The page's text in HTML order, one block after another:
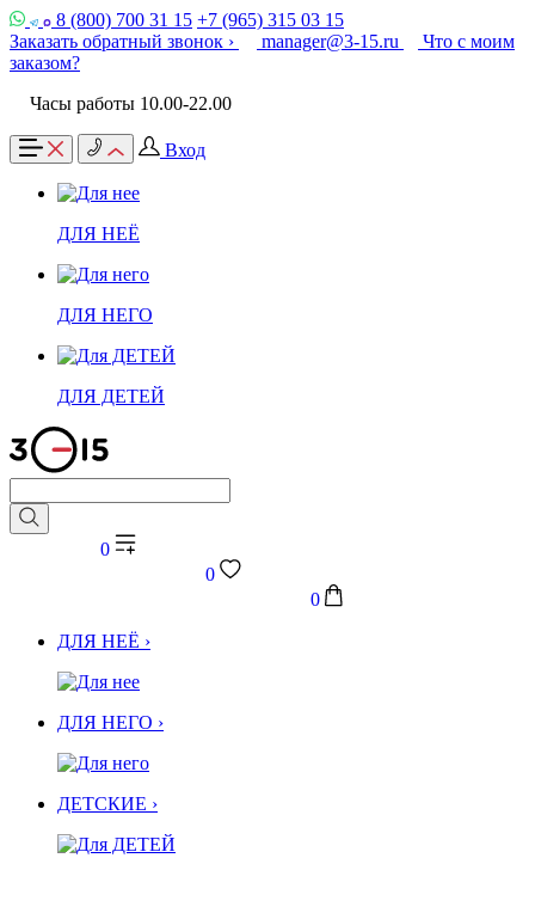
8 (800) 700 31 15 +7 (965) 315 03 15
Заказать обратный звонок ›
manager@3-15.ru
Что с моим
заказом?
Часы работы 10.00-22.00
Вход
ДЛЯ НЕЁ
ДЛЯ НЕГО
ДЛЯ ДЕТЕЙ
0
0
0
ДЛЯ НЕЁ ›
ДЛЯ НЕГО ›
ДЕТСКИЕ ›